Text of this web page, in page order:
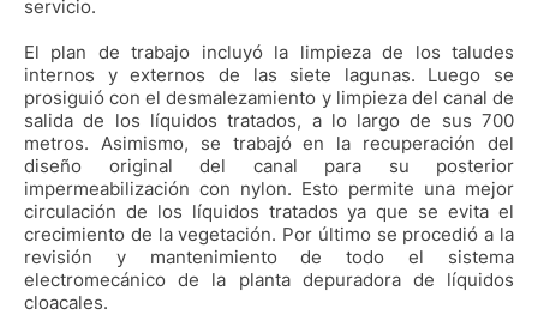
servicio.
El plan de trabajo incluyó la limpieza de los taludes
internos y externos de las siete lagunas. Luego se
prosiguió con el desmalezamiento y limpieza del canal de
salida de los líquidos tratados, a lo largo de sus 700
metros. Asimismo, se trabajó en la recuperación del
diseño original del canal para su posterior
impermeabilización con nylon. Esto permite una mejor
circulación de los líquidos tratados ya que se evita el
crecimiento de la vegetación. Por último se procedió a la
revisión y mantenimiento de todo el sistema
electromecánico de la planta depuradora de líquidos
cloacales.